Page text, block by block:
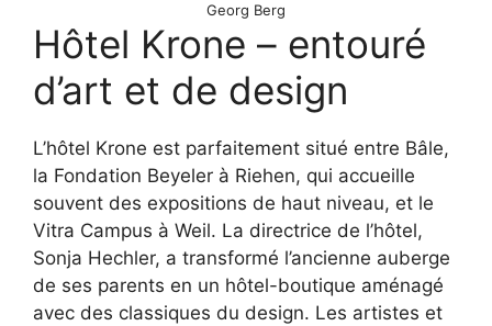
Georg Berg
Hôtel Krone – entouré
d’art et de design
L’hôtel Krone est parfaitement situé entre Bâle,
la Fondation Beyeler à Riehen, qui accueille
souvent des expositions de haut niveau, et le
Vitra Campus à Weil. La directrice de l’hôtel,
Sonja Hechler, a transformé l’ancienne auberge
de ses parents en un hôtel-boutique aménagé
avec des classiques du design. Les artistes et